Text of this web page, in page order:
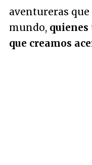
aventureras
mundo, quienes
que creamos